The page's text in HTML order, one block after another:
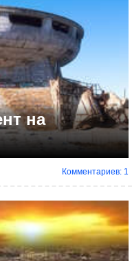
на
Комментариев: 1